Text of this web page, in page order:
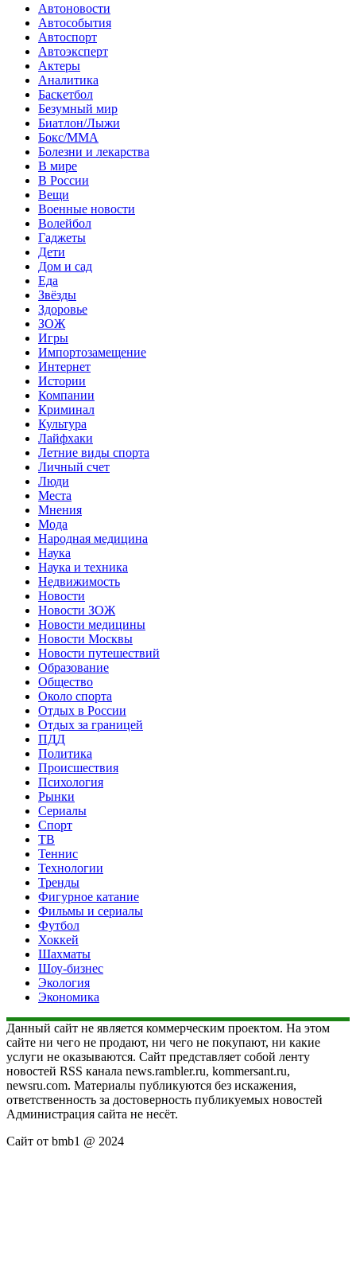
Автоновости
Автособытия
Автоспорт
Автоэксперт
Актеры
Аналитика
Баскетбол
Безумный мир
Биатлон/Лыжи
Бокс/MMA
Болезни и лекарства
В мире
В России
Вещи
Военные новости
Волейбол
Гаджеты
Дети
Дом и сад
Еда
Звёзды
Здоровье
ЗОЖ
Игры
Импортозамещение
Интернет
Истории
Компании
Криминал
Культура
Лайфхаки
Летние виды спорта
Личный счет
Люди
Места
Мнения
Мода
Народная медицина
Наука
Наука и техника
Недвижимость
Новости
Новости ЗОЖ
Новости медицины
Новости Москвы
Новости путешествий
Образование
Общество
Около спорта
Отдых в России
Отдых за границей
ПДД
Политика
Происшествия
Психология
Рынки
Сериалы
Спорт
ТВ
Теннис
Технологии
Тренды
Фигурное катание
Фильмы и сериалы
Футбол
Хоккей
Шахматы
Шоу-бизнес
Экология
Экономика
Данный сайт не является коммерческим проектом. На этом
сайте ни чего не продают, ни чего не покупают, ни какие
услуги не оказываются. Сайт представляет собой ленту
новостей RSS канала news.rambler.ru, kommersant.ru,
newsru.com. Материалы публикуются без искажения,
ответственность за достоверность публикуемых новостей
Администрация сайта не несёт.
Сайт от bmb1 @ 2024